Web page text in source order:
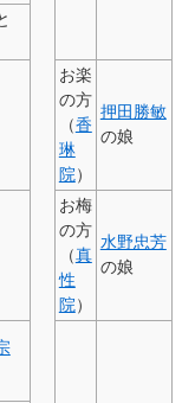
お楽
の方
（香
琳
院）
押田勝敏
の娘
お梅
の方
（真
性
院）
水野忠芳
の娘